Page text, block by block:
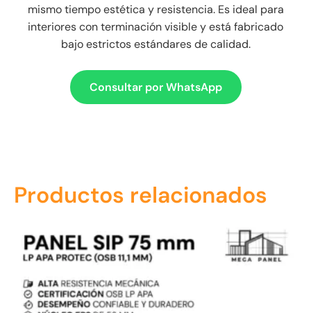
mismo tiempo estética y resistencia. Es ideal para
interiores con terminación visible y está fabricado
bajo estrictos estándares de calidad.
Consultar por WhatsApp
Productos relacionados